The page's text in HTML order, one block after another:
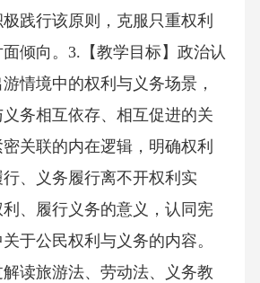
践行该原则，克服只重权利
倾向。3.【教学目标】政治认
情境中的权利与义务场景，
务相互依存、相互促进的关
关联的内在逻辑，明确权利
、义务履行离不开权利实
、履行义务的意义，认同宪
于公民权利与义务的内容。
读旅游法、劳动法、义务教